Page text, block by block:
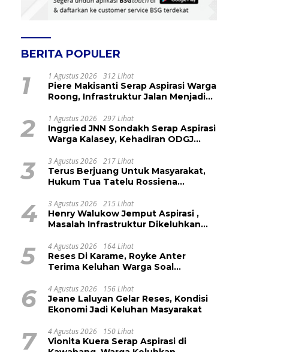
BERITA POPULER
1 1 Agustus 2026 312 Lihat
Piere Makisanti Serap Aspirasi Warga
Roong, Infrastruktur Jalan Menjadi
2 1 Agustus 2026 297 Lihat
Inggried JNN Sondakh Serap Aspirasi
Warga Kalasey, Kehadiran ODGJ
3 3 Agustus 2026 217 Lihat
Terus Berjuang Untuk Masyarakat,
Hukum Tua Tatelu Rossiena
Kinerja Anggota DPRD Henry
Walukow
4 3 Agustus 2026 215 Lihat
Henry Walukow Jemput Aspirasi ,
Masalah Infrastruktur Dikeluhkan
5 4 Agustus 2026 164 Lihat
Reses Di Karame, Royke Anter
Terima Keluhan Warga Soal
6 4 Agustus 2026 156 Lihat
Jeane Laluyan Gelar Reses, Kondisi
Ekonomi Jadi Keluhan Masyarakat
7 4 Agustus 2026 150 Lihat
Vionita Kuera Serap Aspirasi di